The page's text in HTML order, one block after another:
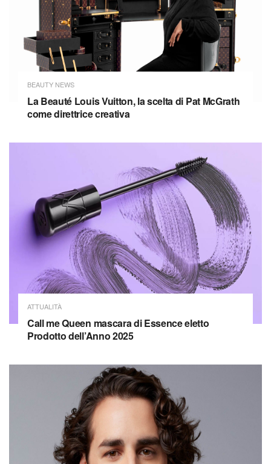
BEAUTY NEWS
La Beauté Louis Vuitton, la scelta di Pat McGrath
come direttrice creativa
ATTUALITÀ
Call me Queen mascara di Essence eletto
Prodotto dell’Anno 2025